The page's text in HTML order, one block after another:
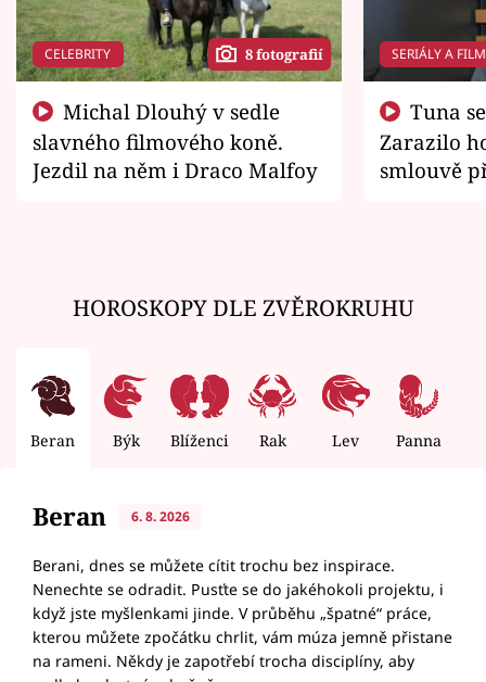
CELEBRITY 8 fotografií
slavného filmového koně.
Jezdil na něm i Draco Malfoy
SERIÁLY A
Zarazilo
smlouvě
HOROSKOPY DLE ZVĚROKRUHU
Beran Býk Blíženci Rak Lev Panna
Beran 6. 8. 2026
Berani, dnes se můžete cítit trochu bez inspirace.
Nenechte se odradit. Pusťte se do jakéhokoli projektu, i
když jste myšlenkami jinde. V průběhu „špatné“ práce,
kterou můžete zpočátku chrlit, vám múza jemně přistane
na rameni. Někdy je zapotřebí trocha disciplíny, aby